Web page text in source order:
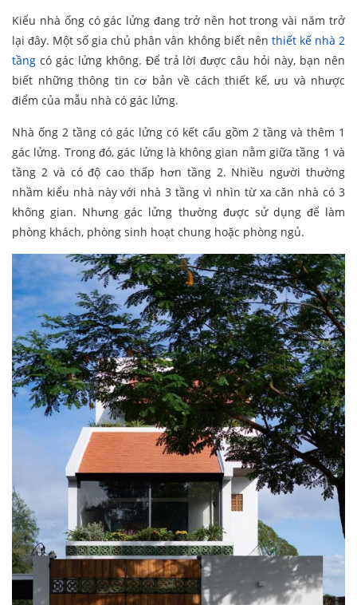
Kiểu nhà ống có gác lửng đang trở nên hot trong vài năm trở
lại đây. Một số gia chủ phân vân không biết nên thiết kế nhà 2
tầng có gác lửng không. Để trả lời được câu hỏi này, bạn nên
biết những thông tin cơ bản về cách thiết kế, ưu và nhược
điểm của mẫu nhà có gác lửng.
Nhà ống 2 tầng có gác lửng có kết cấu gồm 2 tầng và thêm 1
gác lửng. Trong đó, gác lửng là không gian nằm giữa tầng 1 và
tầng 2 và có độ cao thấp hơn tầng 2. Nhiều người thường
nhầm kiểu nhà này với nhà 3 tầng vì nhìn từ xa căn nhà có 3
không gian. Nhưng gác lửng thường được sử dụng để làm
phòng khách, phòng sinh hoạt chung hoặc phòng ngủ.